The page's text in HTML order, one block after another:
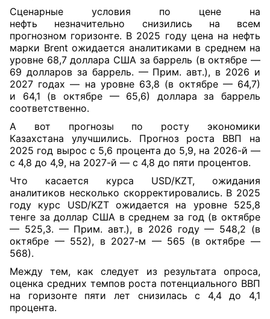
Сценарные условия по цене на
нефть незначительно снизились на всем
прогнозном горизонте. В 2025 году цена на нефть
марки Brent ожидается аналитиками в среднем на
уровне 68,7 доллара США за баррель (в октябре —
69 долларов за баррель. — Прим. авт.), в 2026 и
2027 годах — на уровне 63,8 (в октябре — 64,7)
и 64,1 (в октябре — 65,6) доллара за баррель
соответственно.
А вот прогнозы по росту экономики
Казахстана улучшились. Прогноз роста ВВП на
2025 год вырос с 5,6 процента до 5,9, на 2026-й —
с 4,8 до 4,9, на 2027-й — с 4,8 до пяти процентов.
Что касается курса USD/KZT, ожидания
аналитиков несколько скорректировались. В 2025
году курс USD/KZT ожидается на уровне 525,8
тенге за доллар США в среднем за год (в октябре
— 525,3. — Прим. авт.), в 2026 году — 548,2 (в
октябре — 552), в 2027-м — 565 (в октябре —
568).
Между тем, как следует из результата опроса,
оценка средних темпов роста потенциального ВВП
на горизонте пяти лет снизилась с 4,4 до 4,1
процента.